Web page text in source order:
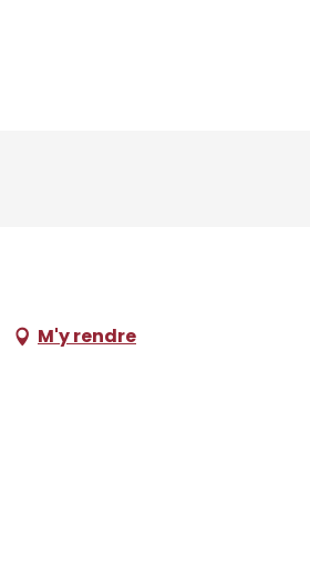
M'y rendre